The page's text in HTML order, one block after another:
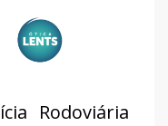
Rodoviária